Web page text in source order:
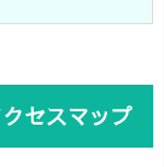
セスマップ